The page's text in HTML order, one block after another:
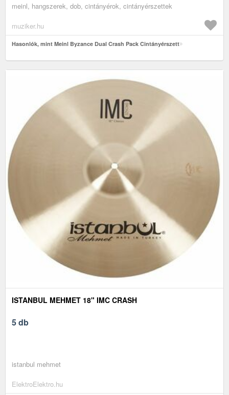
meinl, hangszerek, dob, cintányérok, cintányérszettek
muziker.hu
Hasonlók, mint Meinl Byzance Dual Crash Pack Cintányérszett
ISTANBUL MEHMET 18" IMC CRASH
5 db
istanbul mehmet
ElektroElektro.hu